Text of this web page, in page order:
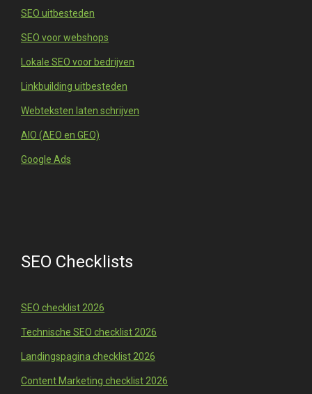
SEO uitbesteden
SEO voor webshops
Lokale SEO voor bedrijven
Linkbuilding uitbesteden
Webteksten laten schrijven
AIO (AEO en GEO)
Google Ads
SEO Checklists
SEO checklist 2026
Technische SEO checklist 2026
Landingspagina checklist 2026
Content Marketing checklist 2026